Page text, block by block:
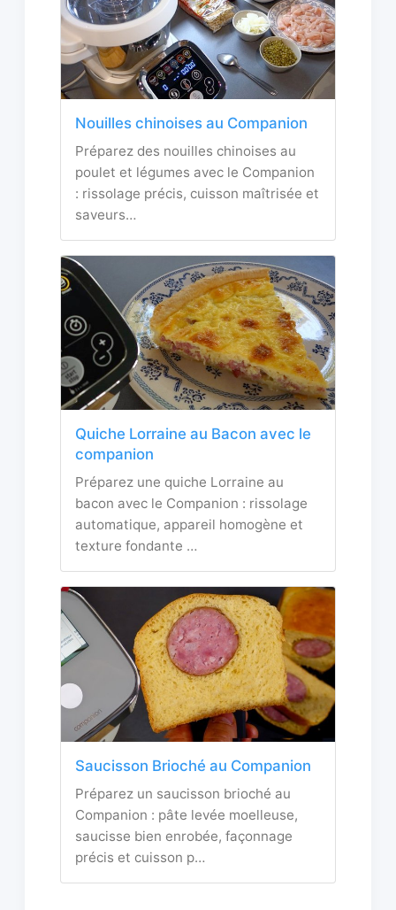
Nouilles chinoises au Companion
Préparez des nouilles chinoises au
poulet et légumes avec le Companion
: rissolage précis, cuisson maîtrisée et
saveurs…
Quiche Lorraine au Bacon avec le
companion
Préparez une quiche Lorraine au
bacon avec le Companion : rissolage
automatique, appareil homogène et
texture fondante …
Saucisson Brioché au Companion
Préparez un saucisson brioché au
Companion : pâte levée moelleuse,
saucisse bien enrobée, façonnage
précis et cuisson p…